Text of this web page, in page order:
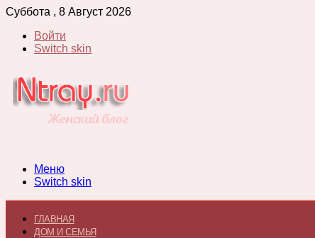
Суббота , 8 Август 2026
Войти
Switch skin
Меню
Switch skin
ГЛАВНАЯ
ДОМ И СЕМЬЯ